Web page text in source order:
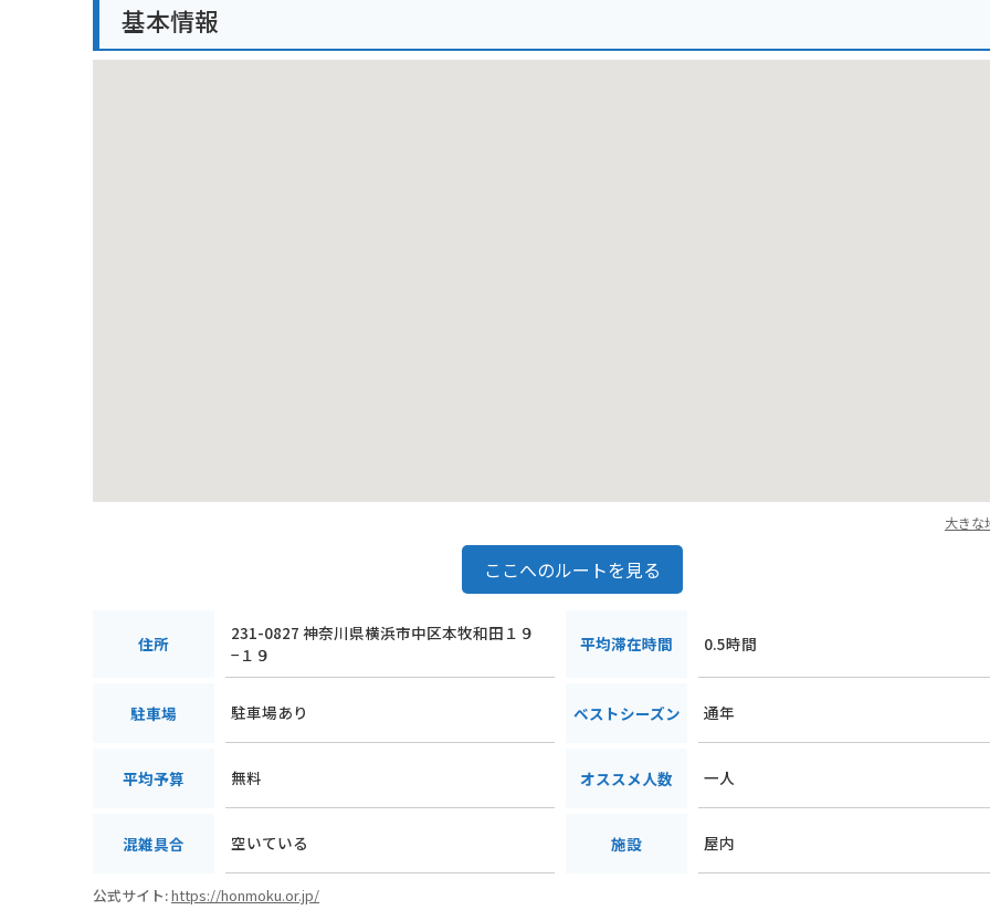
ります。周辺には、駐車場が整備されており、バイクを停めてゆっくりと参拝することができます。ツーリングの途中に立ち寄
基本情報
大きな
ここへのルートを見る
住所
231-0827 神奈川県横浜市中区本牧和田１９
−１９
平均滞在時間 0.5時間
駐車場 駐車場あり ベストシーズン 通年
平均予算 無料 オススメ人数 一人
混雑具合 空いている 施設 屋内
公式サイト:https://honmoku.or.jp/